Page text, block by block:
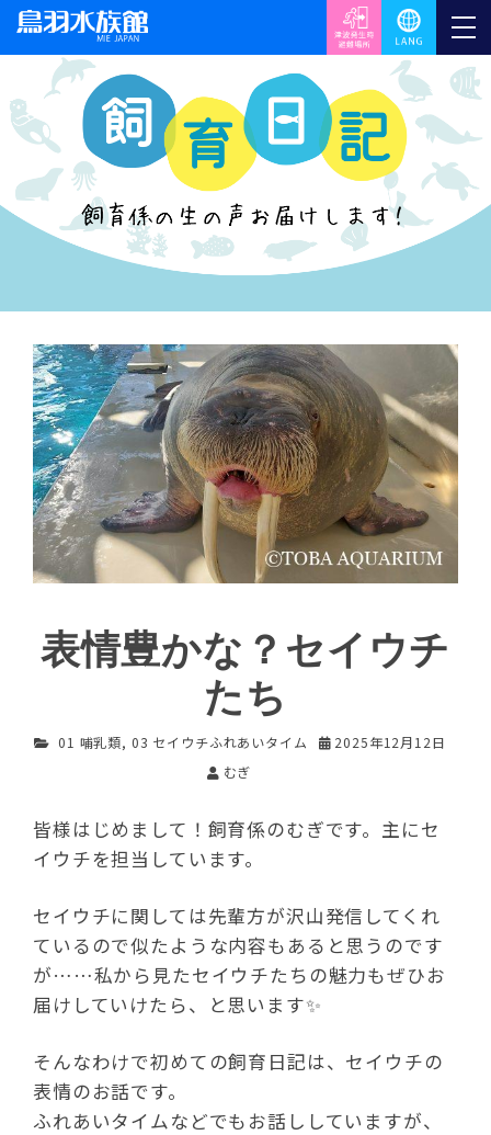
表情豊かな？セイウチ
たち
01 哺乳類, 03 セイウチふれあいタイム
2025年12月12日
むぎ
皆様はじめまして！飼育係のむぎです。主にセ
イウチを担当しています。
セイウチに関しては先輩方が沢山発信してくれ
ているので似たような内容もあると思うのです
が……私から見たセイウチたちの魅力もぜひお
届けしていけたら、と思います✨
そんなわけで初めての飼育日記は、セイウチの
表情のお話です。
ふれあいタイムなどでもお話ししていますが、